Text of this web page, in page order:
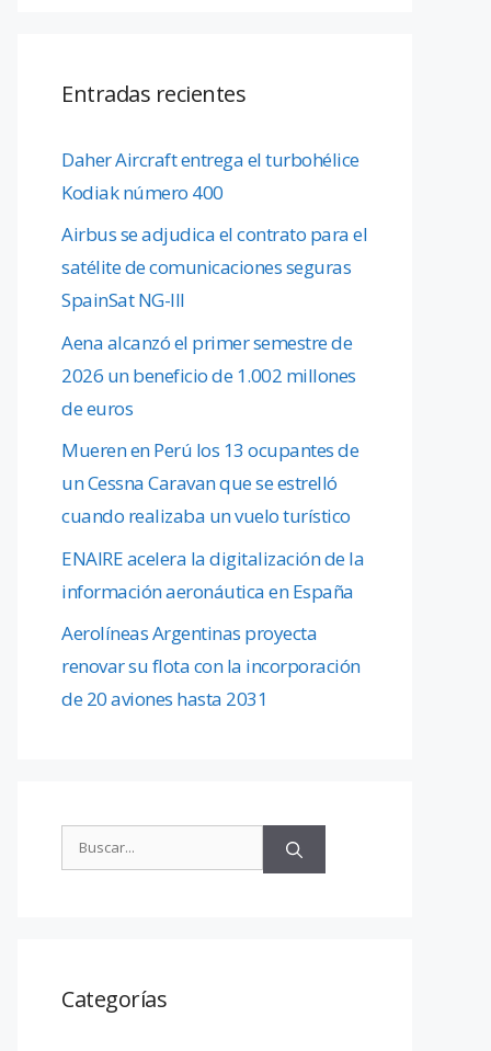
Entradas recientes
Daher Aircraft entrega el turbohélice
Kodiak número 400
Airbus se adjudica el contrato para el
satélite de comunicaciones seguras
SpainSat NG-III
Aena alcanzó el primer semestre de
2026 un beneficio de 1.002 millones
de euros
Mueren en Perú los 13 ocupantes de
un Cessna Caravan que se estrelló
cuando realizaba un vuelo turístico
ENAIRE acelera la digitalización de la
información aeronáutica en España
Aerolíneas Argentinas proyecta
renovar su flota con la incorporación
de 20 aviones hasta 2031
Categorías